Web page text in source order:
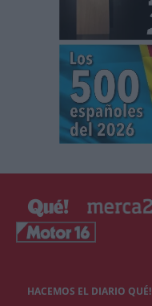
HACEMOS EL DIARIO QUÉ!